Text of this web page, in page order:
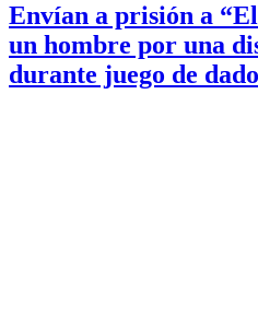
Envían a prisión a
un hombre por una
durante juego de